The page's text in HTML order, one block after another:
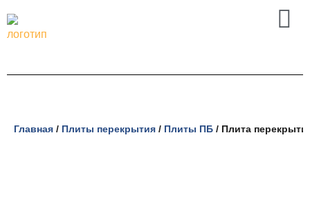
Перейти
содержимому
Главная / Плиты перекрытия / Плиты ПБ / Плита